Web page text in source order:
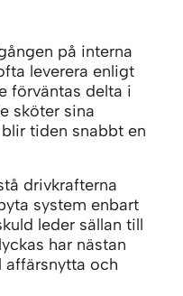
på interna
leverera enligt
förväntas delta i
sköter sina
tiden snabbt en
drivkrafterna
system enbart
leder sällan till
har nästan
och